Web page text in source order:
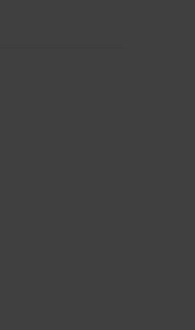
prêt à l'emploi